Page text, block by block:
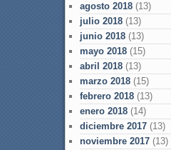
agosto 2018(13)
julio 2018(13)
junio 2018(13)
mayo 2018(15)
abril 2018(13)
marzo 2018(15)
febrero 2018(13)
enero 2018(14)
diciembre 2017(13)
noviembre 2017(13)